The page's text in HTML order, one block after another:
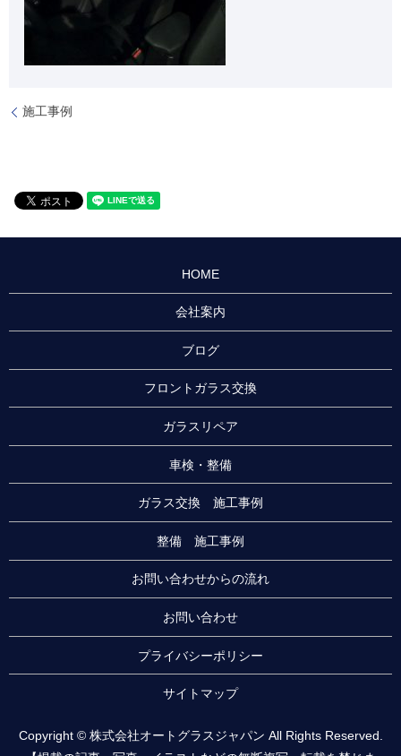
施工事例
HOME
会社案内
ブログ
フロントガラス交換
ガラスリペア
車検・整備
ガラス交換 施工事例
整備 施工事例
お問い合わせからの流れ
お問い合わせ
プライバシーポリシー
サイトマップ
Copyright © 株式会社オートグラスジャパン All Rights Reserved.